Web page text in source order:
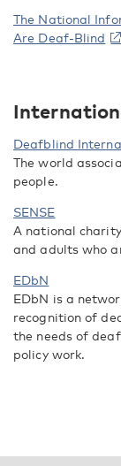
The National
Are Deaf-Blind
Deafblind
The world
people.
SENSE
A national
and adults who
EDbN
EDbN is a
recognition of
the needs of
policy work.